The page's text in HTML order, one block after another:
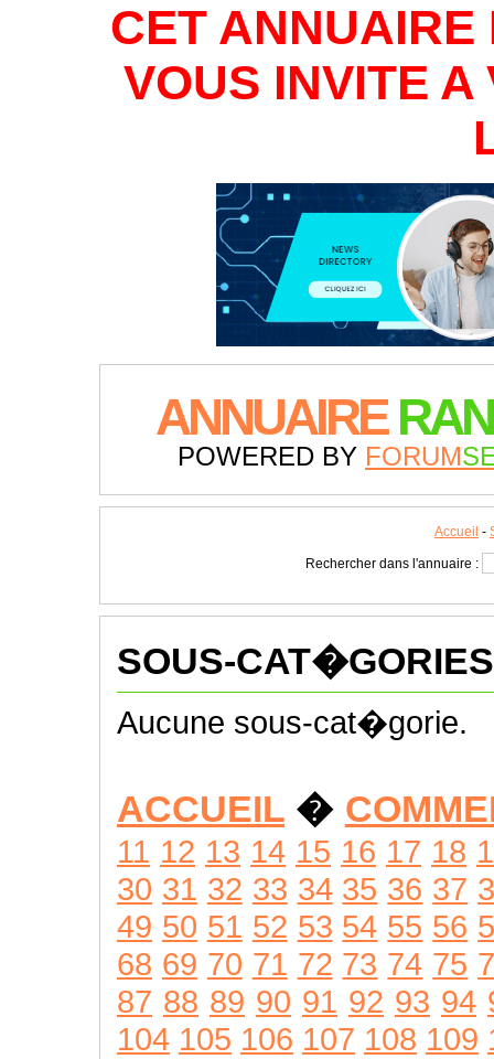
CET
VOUS INVITE A
ANNUAIRE
POWERED BY FORUM
Accueil -
Rechercher dans l'annuaire :
SOUS-CAT�GORIES
Aucune sous-cat�gorie.
ACCUEIL �
11 12 13 14 15 16 17 18
30 31 32 33 34 35 36 37
49 50 51 52 53 54 55 56
68 69 70 71 72 73 74 75
87 88 89 90 91 92 93 94
104 105 106 107 108 109